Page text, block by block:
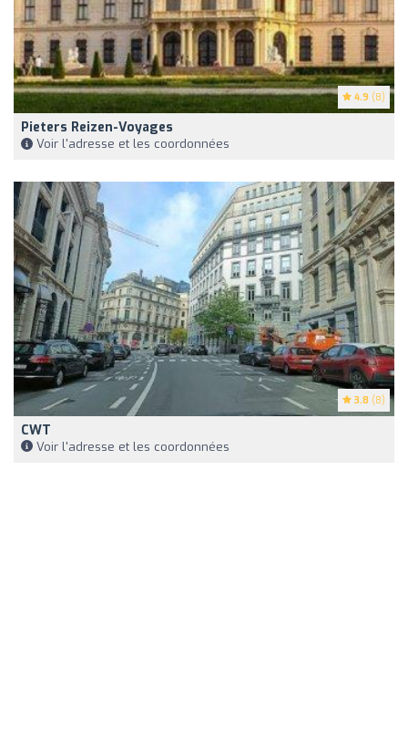
4.9 (8)
Pieters Reizen-Voyages
Voir l'adresse et les coordonnées
3.8 (8)
CWT
Voir l'adresse et les coordonnées